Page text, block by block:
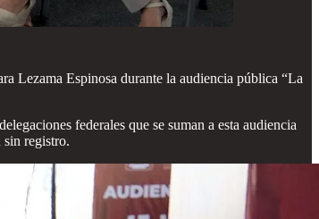
Lezama Espinosa durante la audiencia pública “La
federales que se suman a esta audiencia
sin registro.